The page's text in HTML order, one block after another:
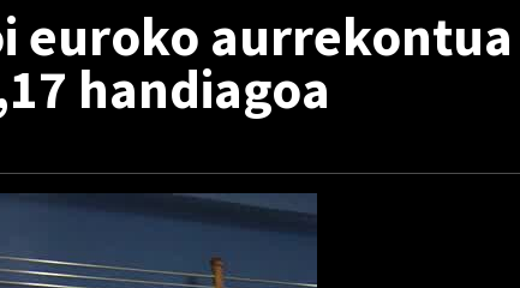
euroko
handiagoa